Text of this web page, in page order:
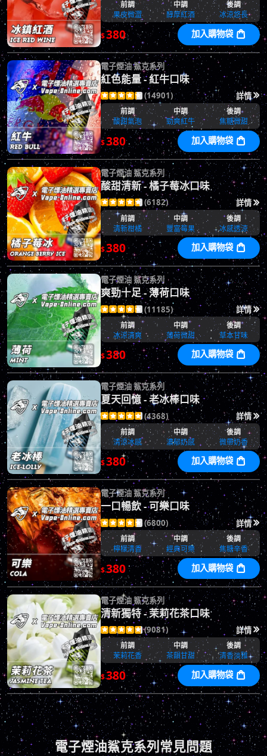
前調 中調
後調
果皮微澀
醇厚紅酒 冰涼悠長
$380 加入購物袋 
電子煙油 鯊克系列
紅色能量 - 紅牛口味
     (14901) 詳情 
前調 中調
後調
酸甜氣泡
勁爽紅牛 焦糖微甜
$380 加入購物袋 
電子煙油 鯊克系列
酸甜清新 - 橘子莓冰口味
     (6182) 詳情 
前調 中調
後調
清新柑橘
豐富莓果 冰感透涼
$380 加入購物袋 
電子煙油 鯊克系列
爽勁十足 - 薄荷口味
     (11185) 詳情 
前調 中調
後調
冰涼清爽
薄荷微甜 草本甘味
$380 加入購物袋 
電子煙油 鯊克系列
夏天回憶 - 老冰棒口味
     (4368) 詳情 
前調 中調
後調
清涼冰感
濃郁奶感 微帶奶香
$380 加入購物袋 
電子煙油 鯊克系列
一口暢飲 - 可樂口味
     (6800) 詳情 
前調 中調
後調
檸檬清香
經典可樂 焦糖辛香
$380 加入購物袋 
電子煙油 鯊克系列
清新獨特 - 茉莉花茶口味
     (9081) 詳情 
前調 中調
後調
茉莉花香
茶韻甘甜 清香淡雅
$380 加入購物袋 
電子煙油鯊克系列常見問題